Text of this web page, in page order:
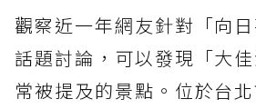
觀察近一年網友針對「向
話題討論，可以發現「大
常被提及的景點。位於台